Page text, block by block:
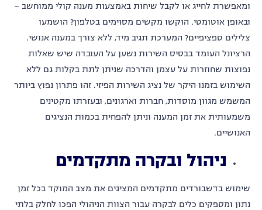
ומאפשרת לחייג או לקבל שיחות באמצעות מענה קולי ממוחשב –
ובאופן אוטומטי. הוקשו מקשים מסוימים בטלפון? הושמעו
צלילים ספציפיים? המערכת תגיב מיד, ללא צורך במענה אנושי.
הרציונל העומד בבסיס השירות נשען על העובדה שיש שאלות
נפוצות שחוזרות על עצמן והדרכה שניתן לתת בקלות גם ללא
השימוש בזמנו היקר של נציג השירות הפיזי. זהו פתרון נפוץ ביותר
המשמש מגוון מוסדות, חברות וארגונים, ובעזרתו מקטינים
משמעותית את זמן המענה וניתן להפחית בכמות הנציגים
האנושיים.
ניהול ובקרה מתקדמים
שימוש בדשבורדים מתקדמים המציגים את מצב המוקד בכל זמן
נתון ומספקים כלים לבקרה עבור הצוות הניהולי הפכו לחלק בלתי